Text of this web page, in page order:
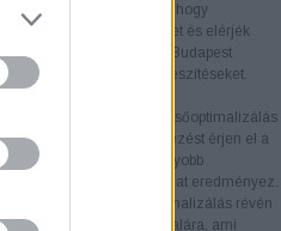
stratégiákat igényelnek, hogy
növeljék online jelenlétüket és elérjék
A keresőoptimalizálás Budapest
támogatja ezeket az erőfeszítéseket.
A keresőoptimalizálás
weboldala magasabb helyezést érjen el a
találati listáján. Ez nagyobb
és több organikus forgalmat eredményez.
A keresőoptimalizálás révén
látogató érkezik az oldalára, ami